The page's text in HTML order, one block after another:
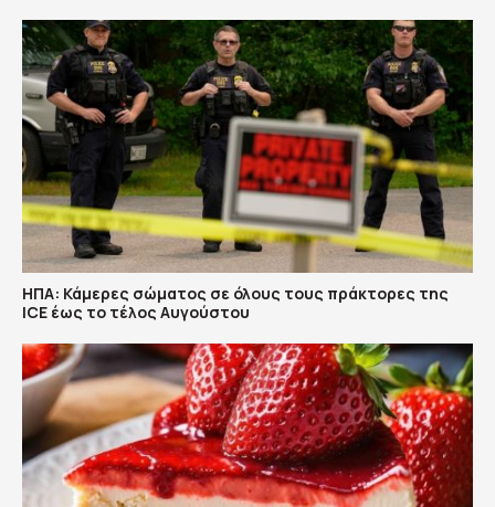
ΗΠΑ: Κάμερες σώματος σε όλους τους πράκτορες της
ICE έως το τέλος Αυγούστου